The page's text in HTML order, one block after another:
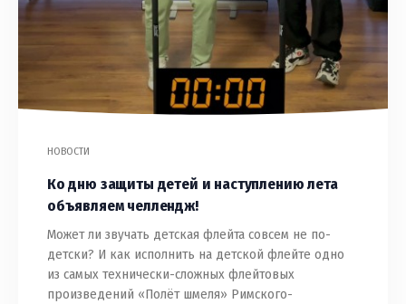
НОВОСТИ
Ко дню защиты детей и наступлению лета
объявляем челлендж!
Может ли звучать детская флейта совсем не по-
детски? И как исполнить на детской флейте одно
из самых технически-сложных флейтовых
произведений «Полёт шмеля» Римского-